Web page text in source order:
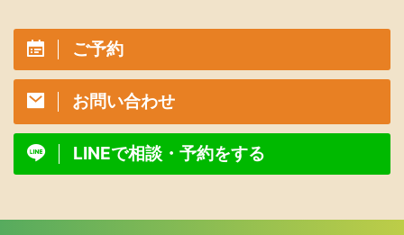
ご予約
お問い合わせ
LINEで相談・予約をする